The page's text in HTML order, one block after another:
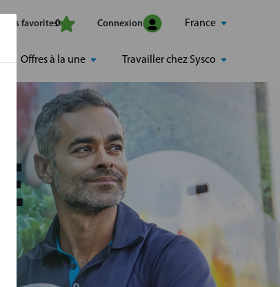
favorites Connexion
0 France
Offres à la une Travailler chez Sysco